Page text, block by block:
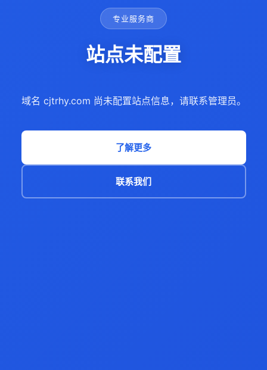
专业服务商
站点未配置
域名 cjtrhy.com 尚未配置站点信息，请联系管理员。
了解更多
联系我们